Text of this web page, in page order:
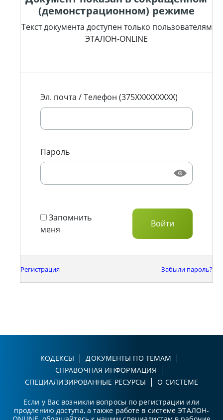
(демонстрационном) режиме
Текст документа доступен только пользователям
ЭТАЛОН-ONLINE
Эл. почта / Телефон (375XXXXXXXXX)
Пароль
Запомнить
меня
Регистрация Забыли пароль?
КОДЕКСЫ
ДОКУМЕНТЫ ПО ТЕМАМ
СПРАВОЧНАЯ ИНФОРМАЦИЯ
СПЕЦИАЛИЗИРОВАННЫЕ РЕСУРСЫ
О СИСТЕМЕ
Если у Вас возникли вопросы по регистрации или
продлению доступа, а также работе в системе ЭТАЛОН-